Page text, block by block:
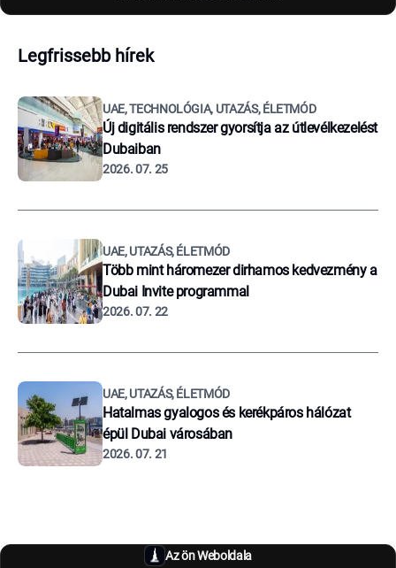
Legfrissebb hírek
UAE, TECHNOLÓGIA, UTAZÁS, ÉLETMÓD
Új digitális rendszer gyorsítja az útlevélkezelést
Dubaiban
2026. 07. 25
UAE, UTAZÁS, ÉLETMÓD
Több mint háromezer dirhamos kedvezmény a
Dubai Invite programmal
2026. 07. 22
UAE, UTAZÁS, ÉLETMÓD
Hatalmas gyalogos és kerékpáros hálózat
épül Dubai városában
2026. 07. 21
Az ön Weboldala